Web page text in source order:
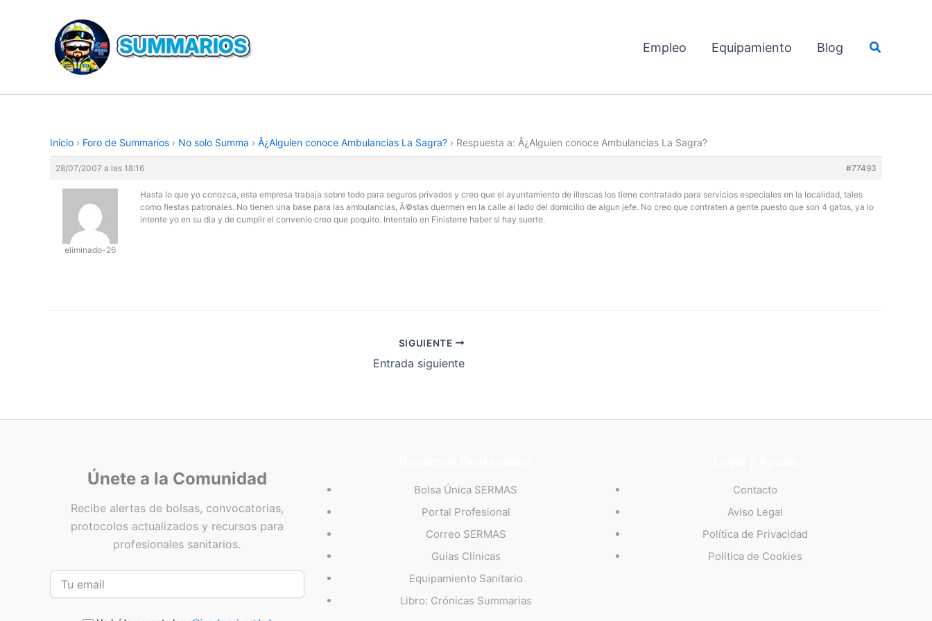
contenido
Empleo Equipamiento Blog Buscar
Inicio › Foro de Summarios › No solo Summa › Â¿Alguien conoce Ambulancias La Sagra? › Respuesta a: Â¿Alguien conoce Ambulancias La Sagra?
28/07/2007 a las 18:16 #77493
eliminado-26
Hasta lo que yo conozca, esta empresa trabaja sobre todo para seguros privados y creo que el ayuntamiento de illescas los tiene contratado para servicios especiales en la localidad, tales
como fiestas patronales. No tienen una base para las ambulancias, Ã©stas duermen en la calle al lado del domicilio de algun jefe. No creo que contraten a gente puesto que son 4 gatos, ya lo
intente yo en su dia y de cumplir el convenio creo que poquito. Intentalo en Finisterre haber si hay suerte.
SIGUIENTE
Entrada siguiente
Únete a la Comunidad
Recibe alertas de bolsas, convocatorias,
protocolos actualizados y recursos para
profesionales sanitarios.
Bolsa Única SERMAS
Portal Profesional
Correo SERMAS
Guías Clínicas
Equipamiento Sanitario
Libro: Crónicas Summarias
Contacto
Aviso Legal
Política de Privacidad
Política de Cookies